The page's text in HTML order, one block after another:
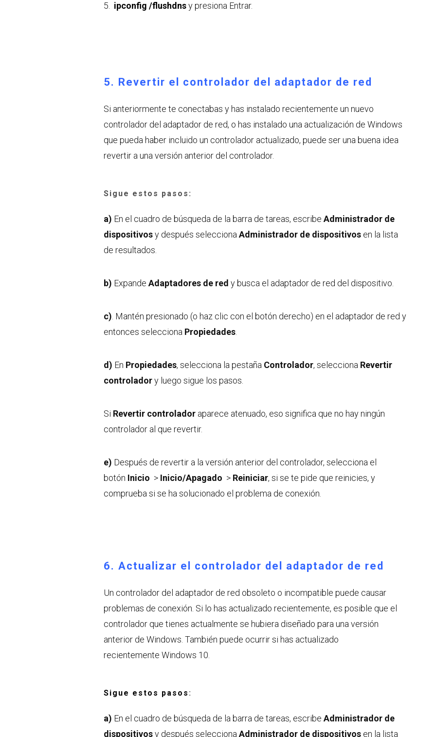
ipconfig /flushdnsy presiona Entrar.
5. Revertir el controlador del adaptador de red
Si anteriormente te conectabas y has instalado recientemente un nuevo
controlador del adaptador de red, o has instalado una actualización de Windows
que pueda haber incluido un controlador actualizado, puede ser una buena idea
revertir a una versión anterior del controlador.
Sigue estos pasos:
a) En el cuadro de búsqueda de la barra de tareas, escribe Administrador de
dispositivosy después selecciona Administrador de dispositivos en la lista
de resultados.
b) Expande Adaptadores de red y busca el adaptador de red del dispositivo.
c) . Mantén presionado (o haz clic con el botón derecho) en el adaptador de red y
entonces selecciona Propiedades.
d) En Propiedades, selecciona la pestaña Controlador, selecciona Revertir
controladory luego sigue los pasos.
Si Revertir controlador aparece atenuado, eso significa que no hay ningún
controlador al que revertir.
e) Después de revertir a la versión anterior del controlador, selecciona el
botón Inicio > Inicio/Apagado > Reiniciar, si se te pide que reinicies, y
comprueba si se ha solucionado el problema de conexión.
6. Actualizar el controlador del adaptador de red
Un controlador del adaptador de red obsoleto o incompatible puede causar
problemas de conexión. Si lo has actualizado recientemente, es posible que el
controlador que tienes actualmente se hubiera diseñado para una versión
anterior de Windows. También puede ocurrir si has actualizado
recientemente Windows 10.
Sigue estos pasos :
a) En el cuadro de búsqueda de la barra de tareas, escribe Administrador de
dispositivosy después selecciona Administrador de dispositivosen la lista